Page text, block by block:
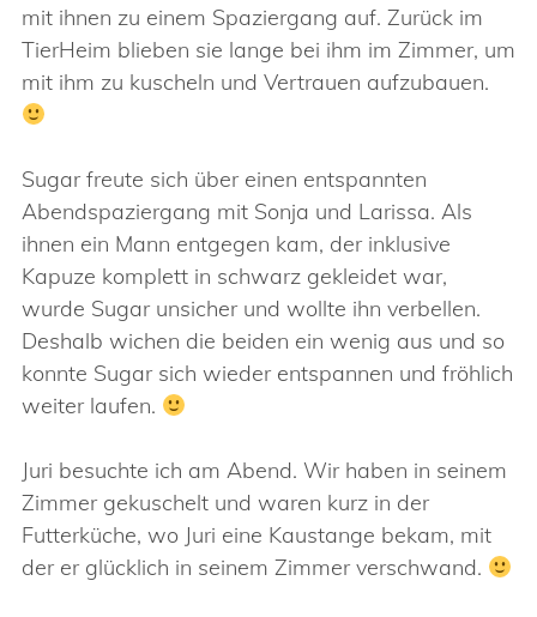
mit ihnen zu einem Spaziergang auf. Zurück im
TierHeim blieben sie lange bei ihm im Zimmer, um
mit ihm zu kuscheln und Vertrauen aufzubauen.
Sugar freute sich über einen entspannten
Abendspaziergang mit Sonja und Larissa. Als
ihnen ein Mann entgegen kam, der inklusive
Kapuze komplett in schwarz gekleidet war,
wurde Sugar unsicher und wollte ihn verbellen.
Deshalb wichen die beiden ein wenig aus und so
konnte Sugar sich wieder entspannen und fröhlich
weiter laufen.
Juri besuchte ich am Abend. Wir haben in seinem
Zimmer gekuschelt und waren kurz in der
Futterküche, wo Juri eine Kaustange bekam, mit
der er glücklich in seinem Zimmer verschwand.